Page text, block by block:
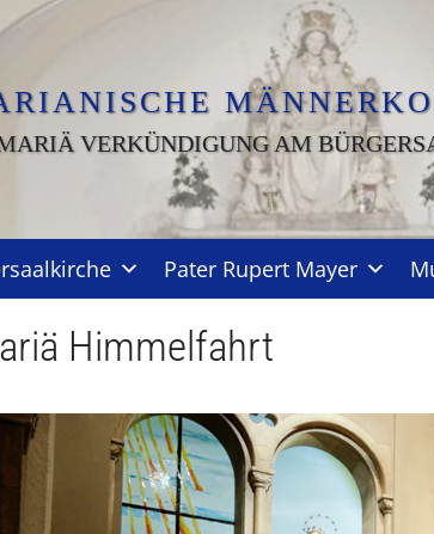
VERKÜNDIGUNG AM
Pater Rupert Mayer
Himmelfahrt